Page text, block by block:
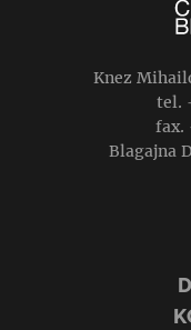
Knez
tel.
fax.
Blagajna